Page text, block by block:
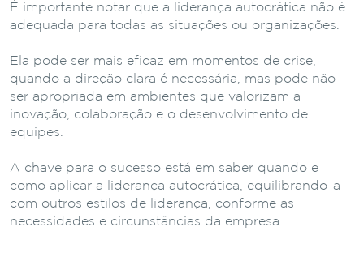
É importante notar que a liderança autocrática não é
adequada para todas as situações ou organizações.
Ela pode ser mais eficaz em momentos de crise,
quando a direção clara é necessária, mas pode não
ser apropriada em ambientes que valorizam a
inovação, colaboração e o desenvolvimento de
equipes.
A chave para o sucesso está em saber quando e
como aplicar a liderança autocrática, equilibrando-a
com outros estilos de liderança, conforme as
necessidades e circunstâncias da empresa.